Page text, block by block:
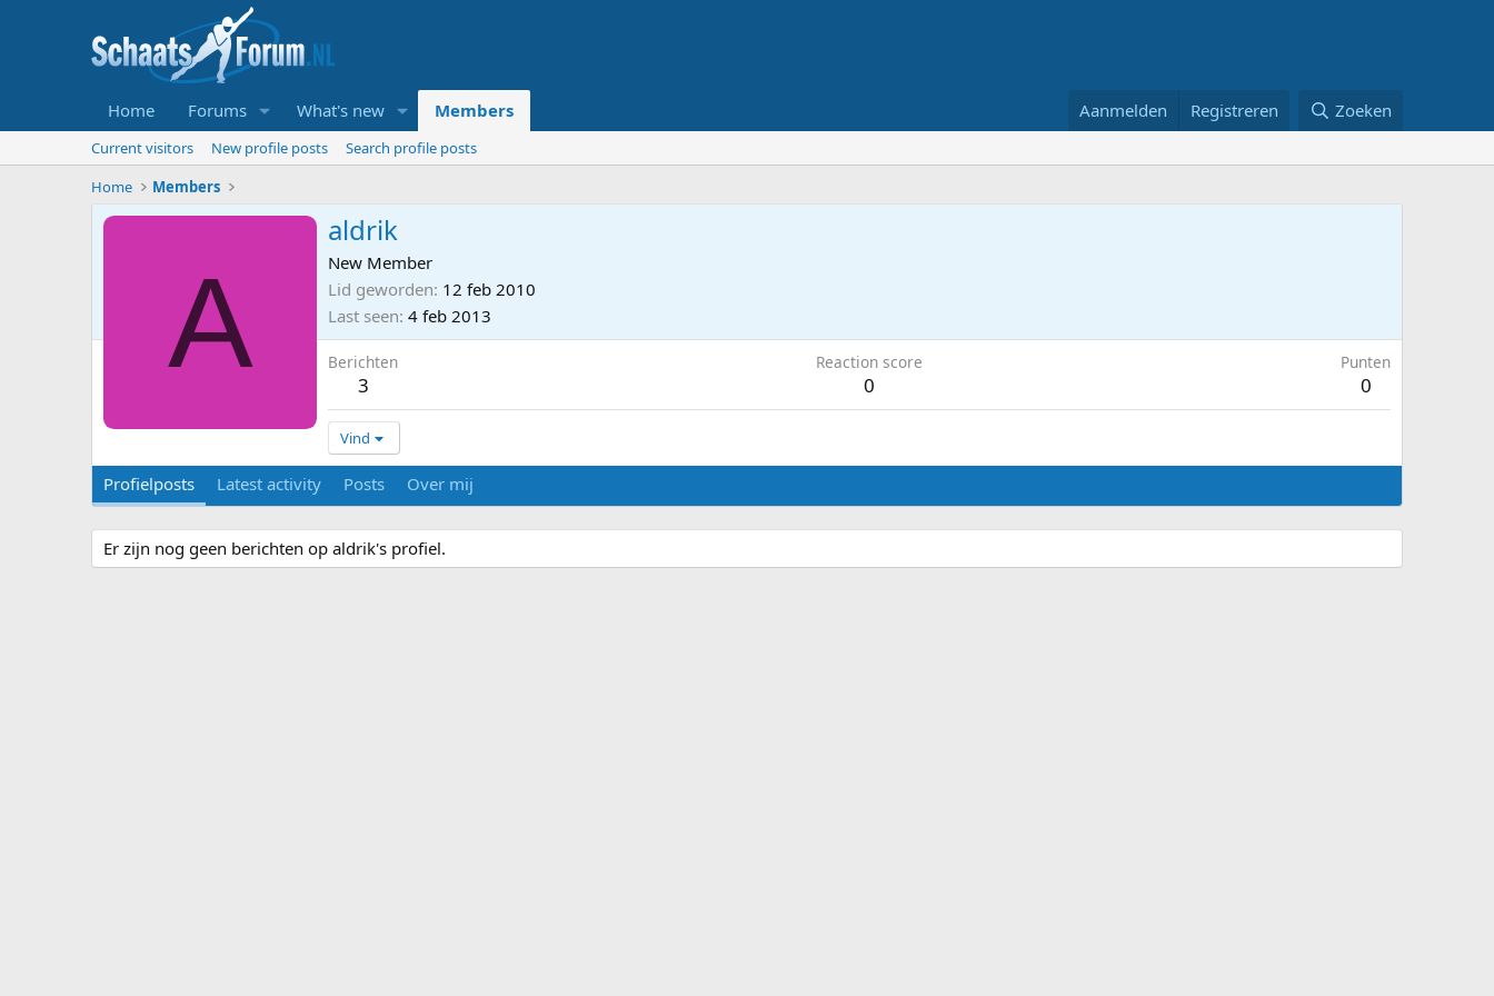
Home Forums What's new Members Aanmelden Registreren Zoeken
Current visitors New profile posts
Search profile posts
Home
Members
A
aldrik
New Member
Lid geworden 12 feb 2010
Last seen 4 feb 2013
Berichten
3
Reaction score
0
Punten
0
Vind
Profielposts Latest activity Posts Over mij
Er zijn nog geen berichten op aldrik's profiel.